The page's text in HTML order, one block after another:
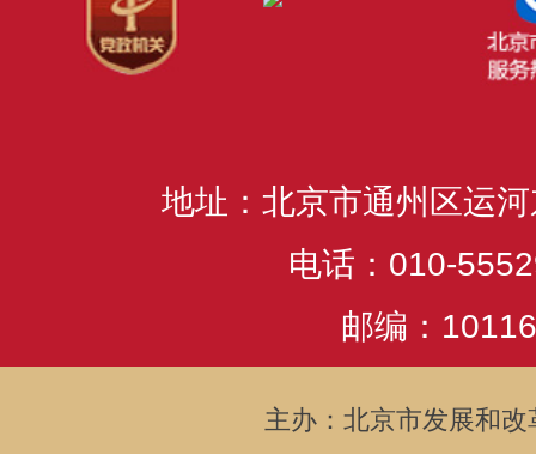
地址：北京市通州区运
电话：010-
邮编：
主办：北京市发展和改